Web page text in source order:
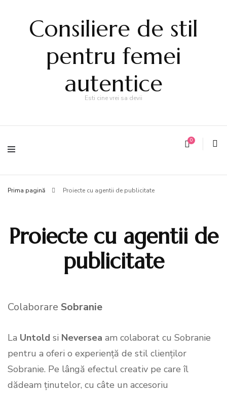
Consiliere de stil
pentru femei
autentice
Esti cine vrei sa devii
0
Prima pagină Proiecte cu agentii de publicitate
Proiecte cu agentii de
publicitate
Colaborare Sobranie
La Untold si Neversea am colaborat cu Sobranie
pentru a oferi o experiență de stil clienților
Sobranie. Pe lângă efectul creativ pe care îl
dădeam ținutelor, cu câte un accesoriu